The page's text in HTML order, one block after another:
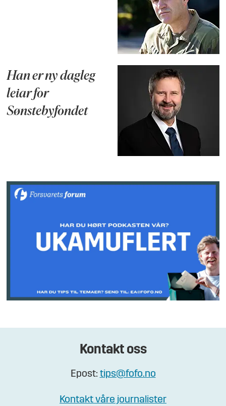
Han er ny dagleg
leiar for
Sønstebyfondet
Kontakt oss
Epost: tips@fofo.no
Kontakt våre journalister